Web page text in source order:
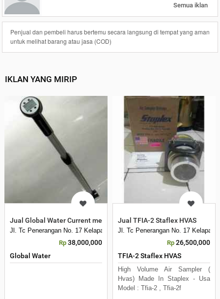
Semua iklan
Penjual dan pembeli harus bertemu secara langsung di tempat yang aman
untuk melihat barang atau jasa (COD)
IKLAN YANG MIRIP
Jual Global Water Current meter Stick Fp111
Jl. Tc Penerangan No. 17 Kelapa Dua Kebon Jeruk
Rp 38,000,000
Global Water
Jual TFIA-2 Staflex HVAS
Jl. Tc Penerangan No. 17 Kelapa
Rp 26,500,000
TFIA-2 Staflex HVAS
High Volume Air Sampler (
Hvas) Made In Staplex - Usa
Model : Tfia-2 , Tfia-2f